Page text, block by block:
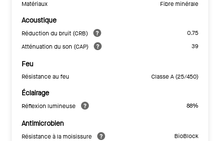
Matériaux Fibre minérale
Acoustique
Réduction du bruit (CRB)
0.75
Atténuation du son (CAP)
39
Feu
Résistance au feu Classe A (25/450)
Éclairage
Réflexion lumineuse 88%
Antimicrobien
Résistance à la moisissure BioBlock